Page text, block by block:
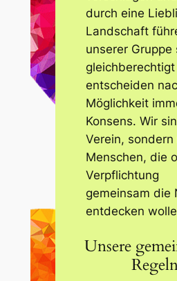
durch eine
Landschaft
unserer Gruppe
entscheiden
Möglichkeit
Konsens. Wir
Verein, sondern
Menschen, die
Verpflichtung
gemeinsam die
entdecken
Unsere